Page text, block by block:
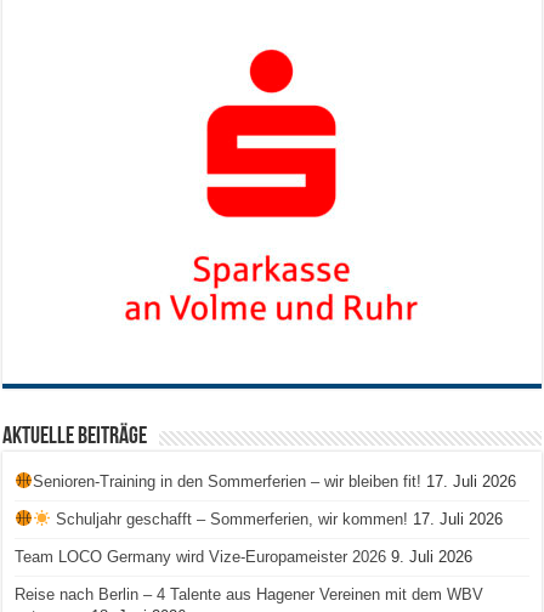
Aktuelle Beiträge
Senioren-Training in den Sommerferien – wir bleiben fit! 17. Juli 2026
Schuljahr geschafft – Sommerferien, wir kommen! 17. Juli 2026
Team LOCO Germany wird Vize-Europameister 2026 9. Juli 2026
Reise nach Berlin – 4 Talente aus Hagener Vereinen mit dem WBV